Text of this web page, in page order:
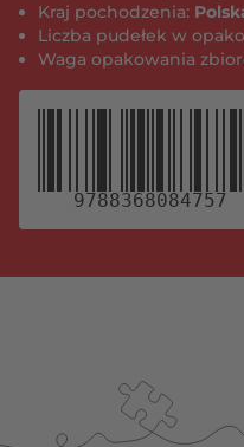
Kraj pochodzenia:
Liczba pudełek w
Waga opakowania
9788368084757